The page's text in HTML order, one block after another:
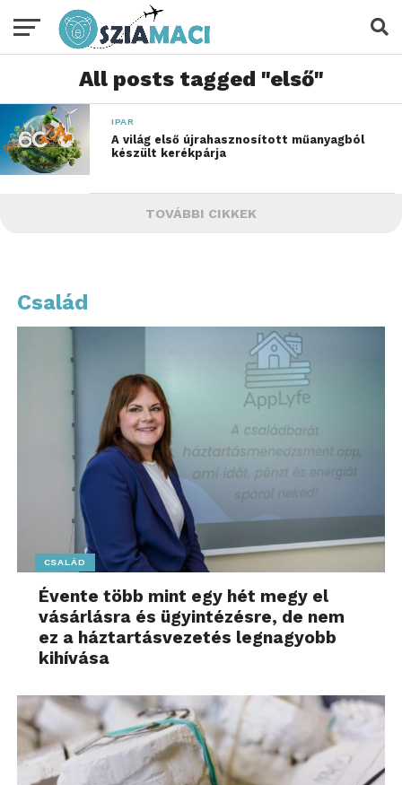
All posts tagged "első"
IPAR
A világ első újrahasznosított műanyagból
készült kerékpárja
TOVÁBBI CIKKEK
Család
CSALÁD
Évente több mint egy hét megy el
vásárlásra és ügyintézésre, de nem
ez a háztartásvezetés legnagyobb
kihívása